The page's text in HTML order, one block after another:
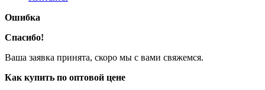
Ошибка
Спасибо!
Ваша заявка принята, скоро мы с вами свяжемся.
Как купить по оптовой цене